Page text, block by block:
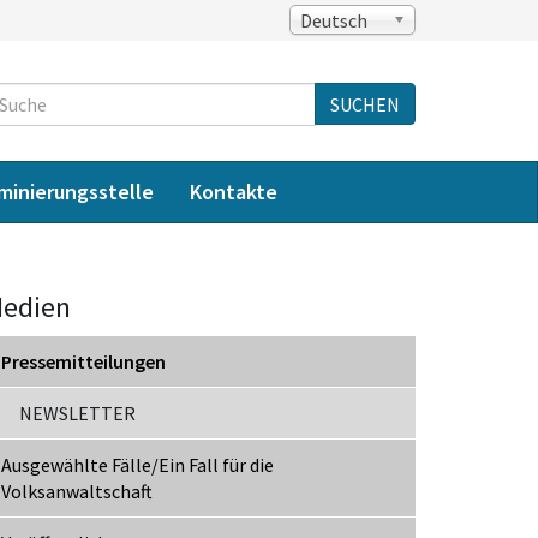
Deutsch
Suche
SUCHEN
Kontakte
Pressemitteilungen
NEWSLETTER
Ausgewählte Fälle/Ein Fall für die
Volksanwaltschaft